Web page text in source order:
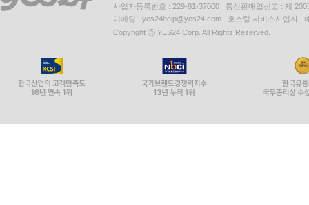
사업자등록번호 : 229-81-37000 통신판매업신고 : 제
이메일 : yes24help@yes24.com 호스팅 서비스사업자 :
Copyright ⓒ YES24 Corp. All Rights Reserved.